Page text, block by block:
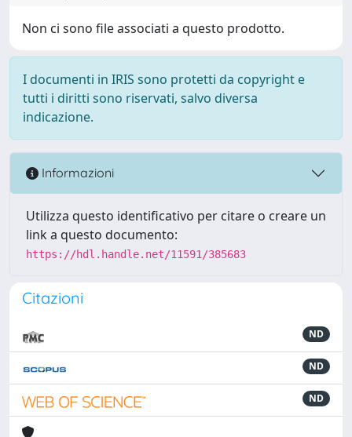
Non ci sono file associati a questo prodotto.
I documenti in IRIS sono protetti da copyright e
tutti i diritti sono riservati, salvo diversa
indicazione.
Informazioni
Utilizza questo identificativo per citare o creare un
link a questo documento:
https://hdl.handle.net/11591/385683
Citazioni
ND
ND
ND